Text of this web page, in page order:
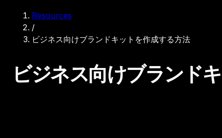
Resources
/
ビジネス向けブランドキットを作成する方法
ビジネス向けブランド